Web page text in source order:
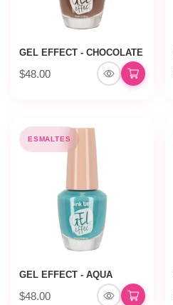
GEL EFFECT - CHOCOLATE
$48.00
ESMALTES
GEL EFFECT - AQUA
$48.00